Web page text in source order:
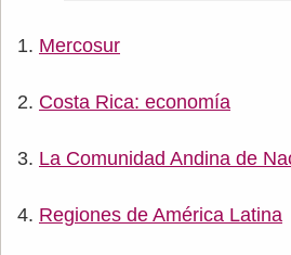
Mercosur
Costa Rica: economía
La Comunidad Andina de
Regiones de América Latina